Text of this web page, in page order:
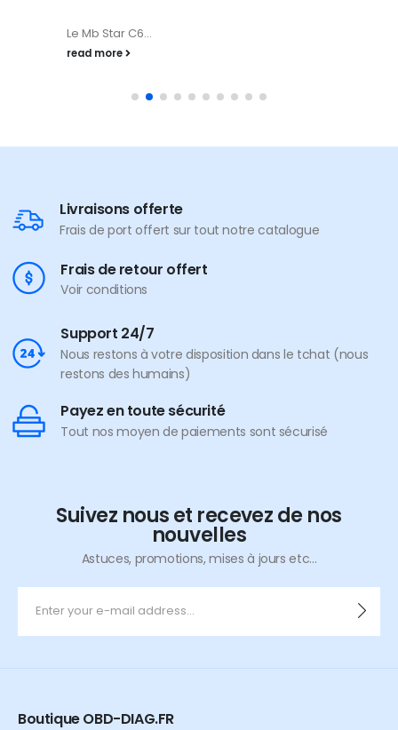
Le Mb Star C6...
read more
Livraisons offerte
Frais de port offert sur tout notre catalogue
Frais de retour offert
Voir conditions
Support 24/7
Nous restons à votre disposition dans le tchat (nous
restons des humains)
Payez en toute sécurité
Tout nos moyen de paiements sont sécurisé
Suivez nous et recevez de nos
nouvelles
Astuces, promotions, mises à jours etc...
Boutique OBD-DIAG.FR